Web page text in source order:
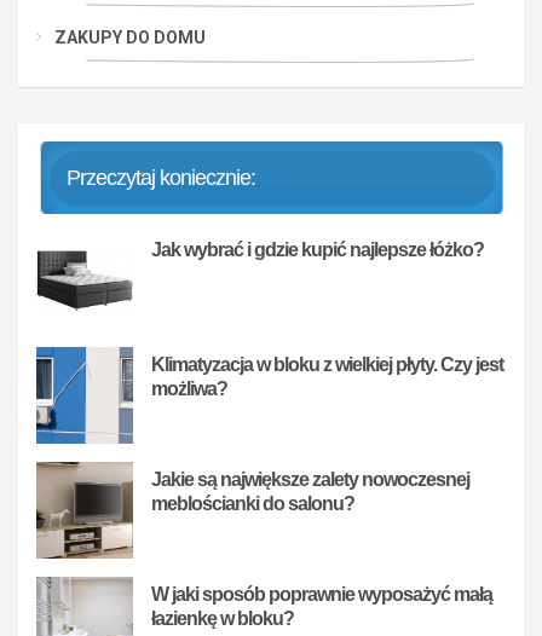
ZAKUPY DO DOMU
Przeczytaj koniecznie:
Jak wybrać i gdzie kupić najlepsze łóżko?
Klimatyzacja w bloku z wielkiej płyty. Czy jest
możliwa?
Jakie są największe zalety nowoczesnej
meblościanki do salonu?
W jaki sposób poprawnie wyposażyć małą
łazienkę w bloku?